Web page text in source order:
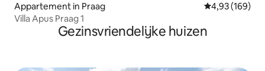
Appartement in Praag Gemiddelde
4,93 (169)
Villa Apus Praag 1
Gezinsvriendelijke huizen